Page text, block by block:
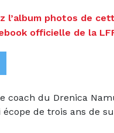
l’album photos de
officielle de la
coach du Drenica
écope de trois ans de